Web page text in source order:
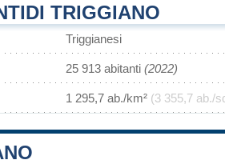
TRIGGIANO
Triggianesi
25 913 abitanti (2022)
1 295,7 ab./km² (3 355,7 ab./